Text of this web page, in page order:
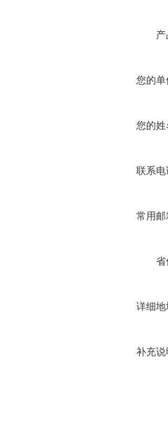
您的
您的
联系
常用
省
详细
补充